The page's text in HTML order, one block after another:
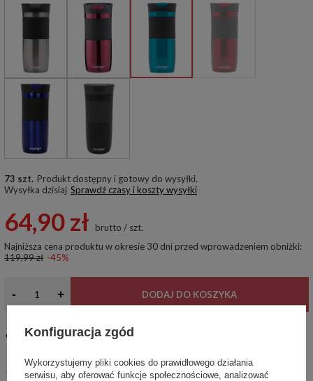
73 szt. Produkt dostępny i gotowy do wysyłki
Wysyłka dzisiaj Sprawdź czasy i koszty wysyłki
64,90 zł brutto / szt.
Najniższa cena produktu w okresie 30 dni przed wprowadzeniem obniżki:
119,99 zł -45%
- + DODAJ DO KOSZYKA
14dni na łatwy zwrot
Ten produkt nie jest dostępny w sklepie stacjonarnym
Bezpieczne zakupy
Konfiguracja zgód
Wykorzystujemy pliki cookies do prawidłowego działania
serwisu, aby oferować funkcje społecznościowe, analizować